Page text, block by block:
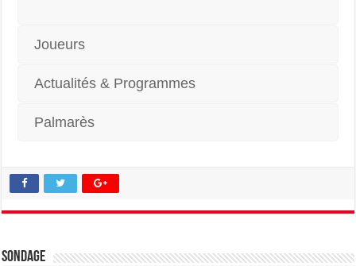
Joueurs
Actualités & Programmes
Palmarès
Sondage